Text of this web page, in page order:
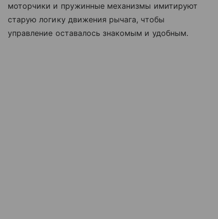
моторчики и пружинные механизмы имитируют
старую логику движения рычага, чтобы
управление оставалось знакомым и удобным.